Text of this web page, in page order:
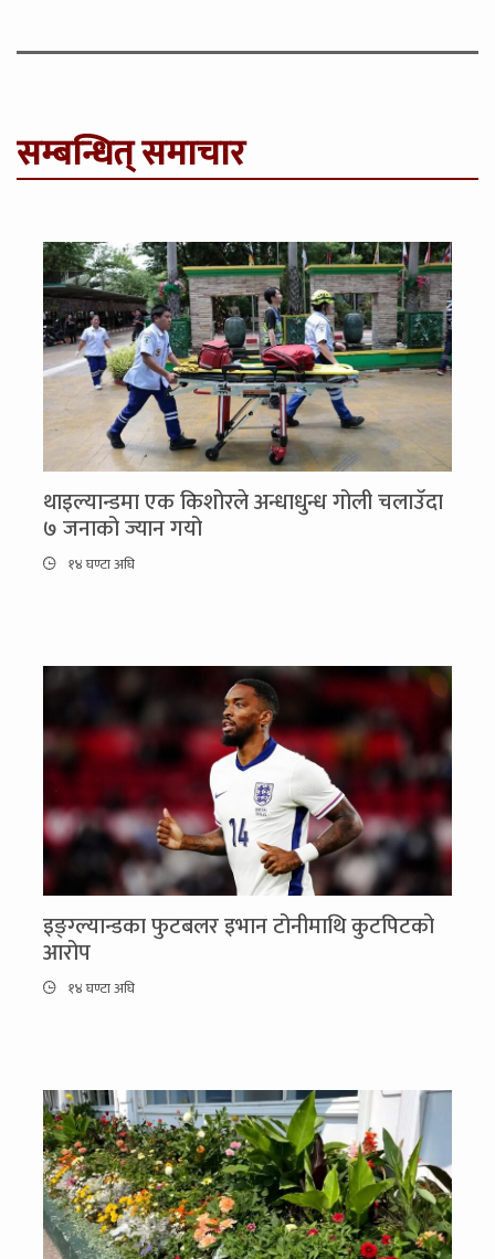
सम्बन्धित् समाचार
थाइल्यान्डमा एक किशोरले अन्धाधुन्ध गोली चलाउँदा
७ जनाको ज्यान गयो
१४ घण्टा अघि
इङ्ग्ल्यान्डका फुटबलर इभान टोनीमाथि कुटपिटको
आरोप
१४ घण्टा अघि